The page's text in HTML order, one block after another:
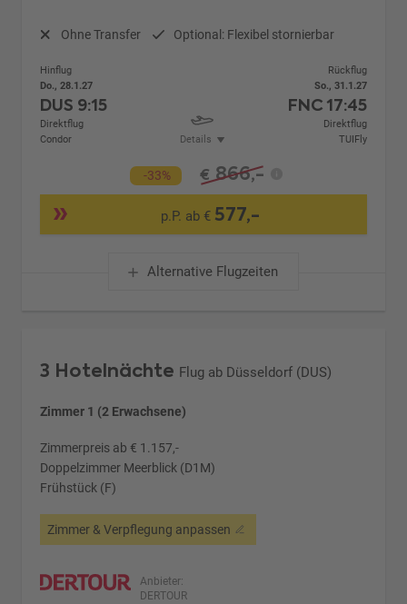
Ohne Transfer Optional: Flexibel stornierbar
Hinflug
Do., 28.1.27
DUS 9:15
Direktflug
Condor
Details
Rückflug
So., 31.1.27
FNC 17:45
Direktflug
TUIFly
-33% € 866,-
p.P. ab € 577,-
Alternative Flugzeiten
3 Hotelnächte Flug ab Düsseldorf (DUS)
Zimmer 1 (2 Erwachsene)
Zimmerpreis ab € 1.157,-
Doppelzimmer Meerblick (D1M)
Frühstück (F)
Zimmer & Verpflegung anpassen
Anbieter:
DERTOUR